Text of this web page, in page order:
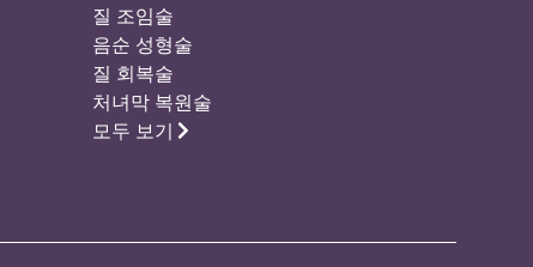
질 조임술
음순 성형술
질 회복술
처녀막 복원술
모두 보기